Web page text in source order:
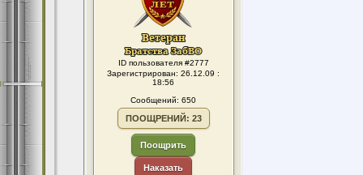
ID пользователя #2777
Зарегистрирован: 26.12.09 :
18:56
Сообщений: 650
ПООЩРЕНИЙ: 23
Поощрить
Наказать